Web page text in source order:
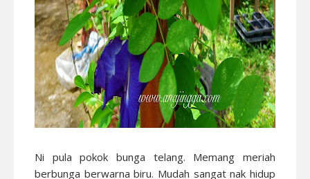
Ni pula pokok bunga telang. Memang meriah
berbunga berwarna biru. Mudah sangat nak hidup